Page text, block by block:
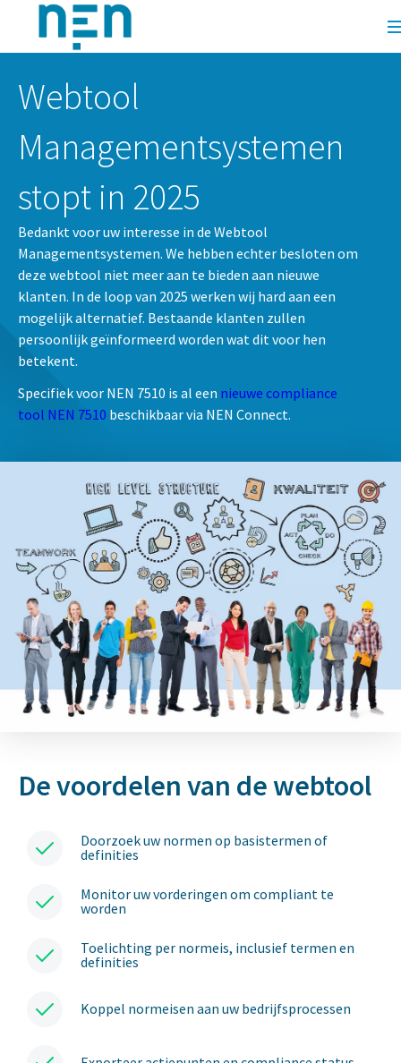
Webtool
Managementsystemen
stopt in 2025
Bedankt voor uw interesse in de Webtool
Managementsystemen. We hebben echter besloten om
deze webtool niet meer aan te bieden aan nieuwe
klanten. In de loop van 2025 werken wij hard aan een
mogelijk alternatief. Bestaande klanten zullen
persoonlijk geïnformeerd worden wat dit voor hen
betekent.
Specifiek voor NEN 7510 is al een nieuwe compliance
tool NEN 7510 beschikbaar via NEN Connect.
De voordelen van de webtool
Doorzoek uw normen op basistermen of
definities
Monitor uw vorderingen om compliant te
worden
Toelichting per normeis, inclusief termen en
definities
Koppel normeisen aan uw bedrijfsprocessen